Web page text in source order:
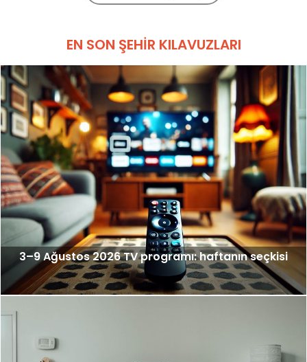
EN SON ŞEHIR KILAVUZLARI
3–9 Ağustos 2026 TV programı: haftanın seçkisi